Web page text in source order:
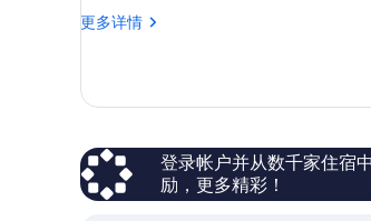
园
观
所
有
照
更多详情
客
花
观
更
多
登录帐户并从数千家住宿
励，更多精彩！